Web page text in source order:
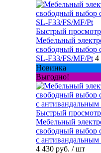
Быстрый просмотр
Мебельный
свободный выбор
SL-F33/FS/MF/Pt 4
Новинка
Выгодно!
Быстрый просмотр
Мебельный
свободный выбор
с
4 430 руб. / шт